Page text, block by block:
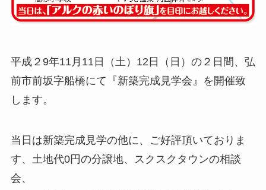
平成２9年11月11日（土）12日（日）の２日間、弘
前市前坂字船橋にて『新築完成見学会』を開催致
します。
当日は新築完成見学の他に、ご好評頂いておりま
す、土地代0円の分譲地、スクスクタウンの相談
会、